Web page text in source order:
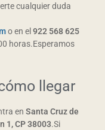
cualquier duda
o en el 922 568 625
horas.Esperamos
llegar
enSanta Cruz de
1, CP 38003.Si